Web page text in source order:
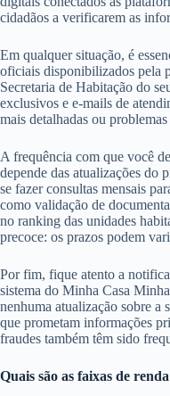
cidadãos a verificarem as
Em qualquer situação, é
oficiais disponibilizados pela
Secretaria de Habitação do
exclusivos e e-mails de
mais detalhadas ou
A frequência com que você
depende das atualizações do
se fazer consultas mensais
como validação de
no ranking das unidades
precoce: os prazos podem
Por fim, fique atento a
sistema do Minha Casa
nenhuma atualização sobre a
que prometam informações
fraudes também têm sido
Quais são as faixas de